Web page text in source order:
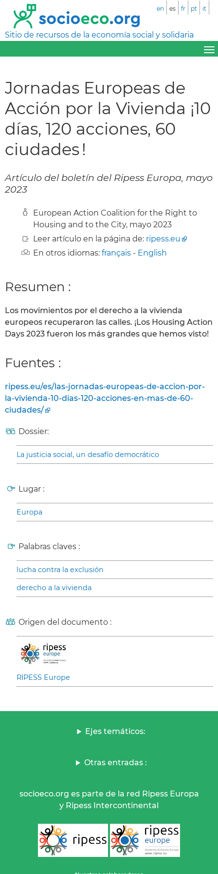
Sitio de recursos de la economía social y solidaria
en es fr pt it
Jornadas Europeas de
Acción por la Vivienda ¡10
días, 120 acciones, 60
ciudades !
Artículo del boletín del Ripess Europa, mayo
2023
European Action Coalition for the Right to
Housing and to the City, mayo 2023
Leer artículo en la página de: ripess.eu
En otros idiomas: français - English
Resumen :
Los movimientos por el derecho a la vivienda
europeos recuperaron las calles. ¡Los Housing Action
Days 2023 fueron los más grandes que hemos visto!
Fuentes :
ripess.eu/es/las-jornadas-europeas-de-accion-por-
la-vivienda-10-dias-120-acciones-en-mas-de-60-
ciudades/
Dossier:
La justicia social, un desafío democrático
Lugar :
Europa
Palabras claves :
lucha contra la exclusión
derecho a la vivienda
Origen del documento :
RIPESS Europe
Ejes temáticos:
Otras entradas :
socioeco.org es parte de la red Ripess Europa
y Ripess Intercontinental